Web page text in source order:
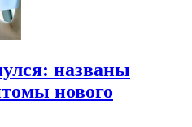
названы
нового